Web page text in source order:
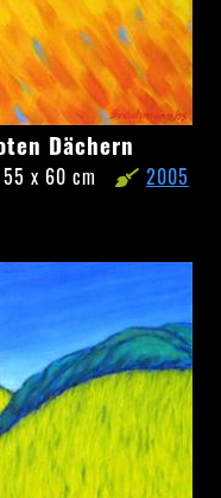
Dächern
2005
55 x 60 cm